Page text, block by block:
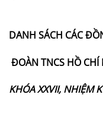
DANH SÁCH CÁC
ĐOÀN TNCS HỒ
KHÓA XXVII, NHIỆM